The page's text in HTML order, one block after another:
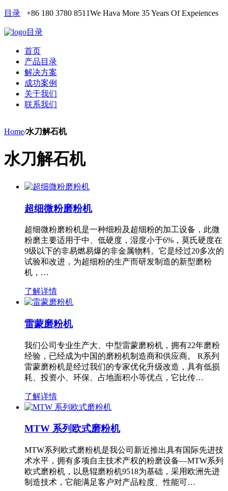
目录 +86 180 3780 8511We Hava More 35 Years Of Expeiences
目录
首页
产品目录
解决方案
成功案例
关于我们
联系我们
Home/水刀解石机
水刀解石机
超细微粉磨粉机
超细微粉磨粉机是一种细粉及超细粉的加工设备，此微
粉磨主要适用于中、低硬度，湿度小于6%，莫氏硬度在
9级以下的非易燃易爆的非金属物料。它是经过20多次的
试验和改进，为超细粉的生产而研发制造的新型磨粉
机，…
了解详情
雷蒙磨粉机
我们公司专业生产大、中型雷蒙磨粉机，拥有22年磨粉
经验，已经成为中国的磨粉机制造商和供应商。 R系列
雷蒙磨粉机是经过我们的专家优化升级改造，具有低损
耗、投资小、环保、占地面积小等优点，它比传…
了解详情
MTW 系列欧式磨粉机
MTW系列欧式磨粉机是我公司新近推出具有国际先进技
术水平，拥有多项自主技术产权的粉磨设备—MTW系列
欧式磨粉机，以悬辊磨粉机9518为基础，采用欧洲先进
制造技术，它能满足客户对产品粒度、性能可…